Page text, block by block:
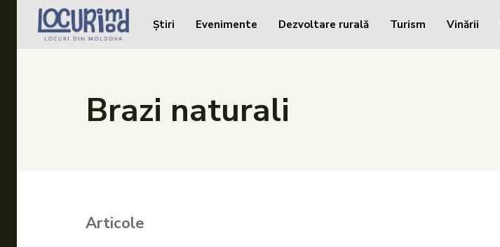
Caută în site...
Caută în site...
Evenimente
Patrimoniu
Știri Evenimente Dezvoltare rurală Turism Vinării
Brazi naturali
Articole